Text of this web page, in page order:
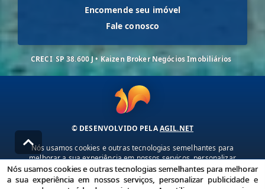
Encomende seu imóvel
Fale conosco
CRECI SP 38.600 J • Kaizen Broker Negócios Imobiliários
© DESENVOLVIDO PELAAGIL.NET
Nós usamos cookies e outras tecnologias semelhantes para
melhorar a sua experiência em nossos serviços, personalizar
publicidade e recomendar conteúdo de seu interesse. Ao utilizar
nossos serviços, você concorda com nossa política de privacidade e
Nós usamos cookies e outras tecnologias semelhantes para melhorar
a sua experiência em nossos serviços, personalizar publicidade e